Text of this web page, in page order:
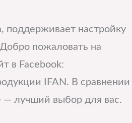
поддерживает настройку
пожаловать на
в Facebook:
IFAN. В сравнении
— лучший выбор для вас.